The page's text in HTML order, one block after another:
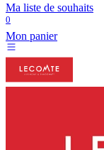
Ma liste de souhaits
0
Mon panier